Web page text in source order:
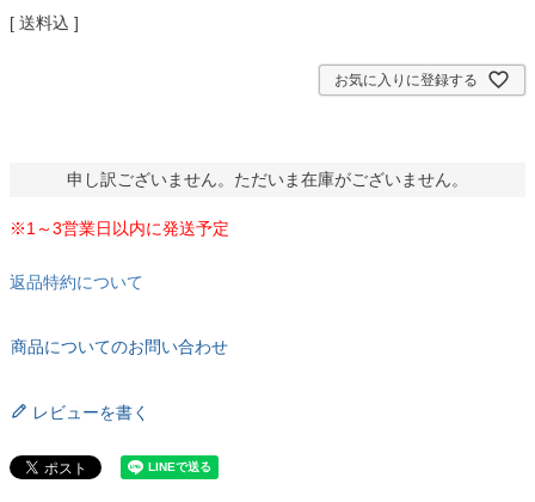
送料込
お気に入りに登録する
申し訳ございません。ただいま在庫がございません。
※1～3営業日以内に発送予定
返品特約について
商品についてのお問い合わせ
レビューを書く